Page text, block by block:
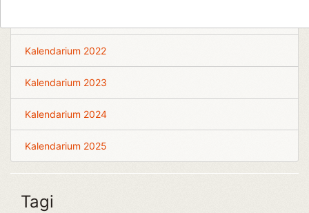
Kalendarium 2022
Kalendarium 2023
Kalendarium 2024
Kalendarium 2025
Tagi